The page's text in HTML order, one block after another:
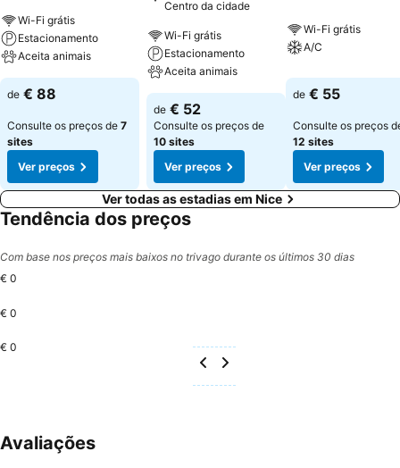
Wi-Fi grátis
Estacionamento
Aceita animais
de € 88
Consulte os preços de 7
sites
Ver preços
Centro da cidade
Wi-Fi grátis
Estacionamento
Aceita animais
de € 52
Consulte os preços de
10 sites
Ver preços
Wi-Fi grátis
A/C
de € 55
Consulte os preços
12 sites
Ver preços
Ver todas as estadias em Nice
Tendência dos preços
Com base nos preços mais baixos no trivago durante os últimos 30 dias
€ 0
€ 0
€ 0
Avaliações